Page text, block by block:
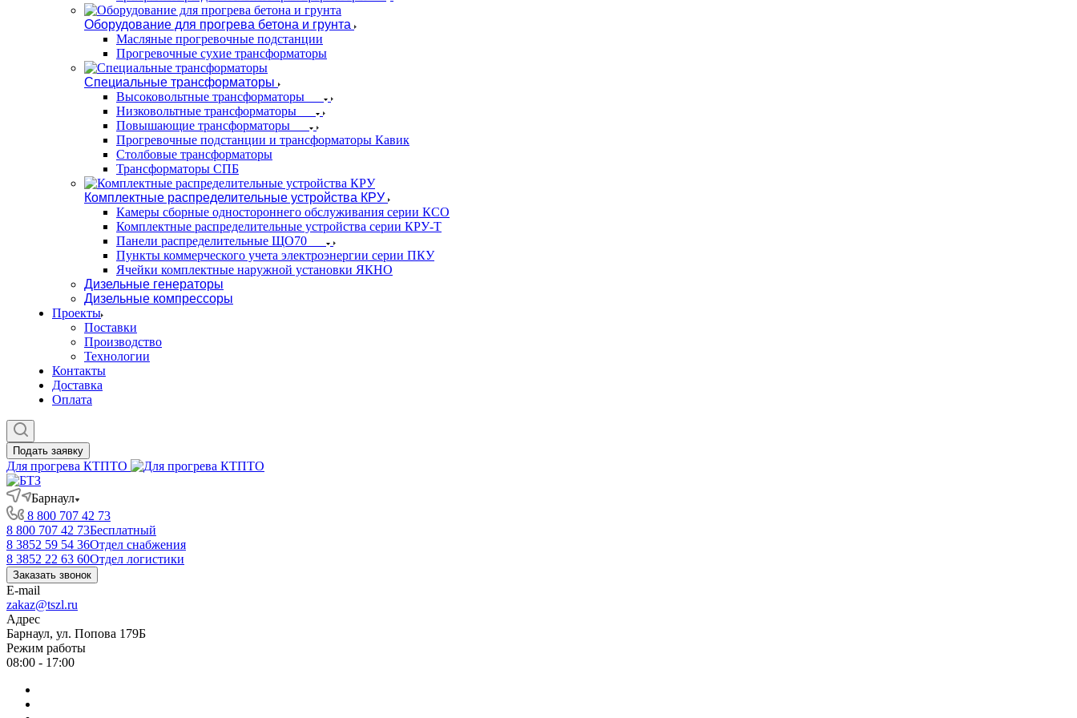
Оборудование для прогрева бетона и грунта
Масляные прогревочные подстанции
Прогревочные сухие трансформаторы
Специальные трансформаторы
Высоковольтные трансформаторы
Низковольтные трансформаторы
Повышающие трансформаторы
Прогревочные подстанции и трансформаторы Кавик
Столбовые трансформаторы
Трансформаторы СПБ
Комплектные распределительные устройства КРУ
Камеры сборные одностороннего обслуживания серии КСО
Комплектные распределительные устройства серии КРУ-Т
Панели распределительные ЩО70
Пункты коммерческого учета электроэнергии серии ПКУ
Ячейки комплектные наружной установки ЯКНО
Дизельные генераторы
Дизельные компрессоры
Проекты
Поставки
Производство
Технологии
Контакты
Доставка
Оплата
Подать заявку
Для прогрева КТПТО
Барнаул
8 800 707 42 73
8 800 707 42 73Бесплатный
8 3852 59 54 36Отдел снабжения
8 3852 22 63 60Отдел логистики
Заказать звонок
E-mail
zakaz@tszl.ru
Адрес
Барнаул, ул. Попова 179Б
Режим работы
08:00 - 17:00